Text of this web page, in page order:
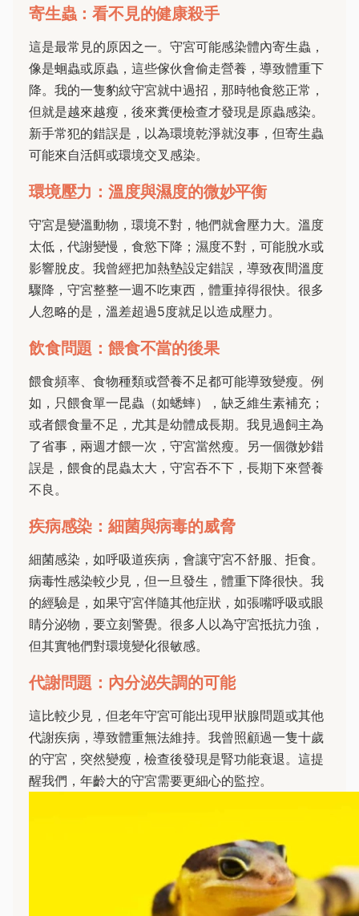
寄生蟲：看不見的健康殺手
這是最常見的原因之一。守宮可能感染體內寄生蟲，
像是蛔蟲或原蟲，這些傢伙會偷走營養，導致體重下
降。我的一隻豹紋守宮就中過招，那時牠食慾正常，
但就是越來越瘦，後來糞便檢查才發現是原蟲感染。
新手常犯的錯誤是，以為環境乾淨就沒事，但寄生蟲
可能來自活餌或環境交叉感染。
環境壓力：溫度與濕度的微妙平衡
守宮是變溫動物，環境不對，牠們就會壓力大。溫度
太低，代謝變慢，食慾下降；濕度不對，可能脫水或
影響脫皮。我曾經把加熱墊設定錯誤，導致夜間溫度
驟降，守宮整整一週不吃東西，體重掉得很快。很多
人忽略的是，溫差超過5度就足以造成壓力。
飲食問題：餵食不當的後果
餵食頻率、食物種類或營養不足都可能導致變瘦。例
如，只餵食單一昆蟲（如蟋蟀），缺乏維生素補充；
或者餵食量不足，尤其是幼體成長期。我見過飼主為
了省事，兩週才餵一次，守宮當然瘦。另一個微妙錯
誤是，餵食的昆蟲太大，守宮吞不下，長期下來營養
不良。
疾病感染：細菌與病毒的威脅
細菌感染，如呼吸道疾病，會讓守宮不舒服、拒食。
病毒性感染較少見，但一旦發生，體重下降很快。我
的經驗是，如果守宮伴隨其他症狀，如張嘴呼吸或眼
睛分泌物，要立刻警覺。很多人以為守宮抵抗力強，
但其實牠們對環境變化很敏感。
代謝問題：內分泌失調的可能
這比較少見，但老年守宮可能出現甲狀腺問題或其他
代謝疾病，導致體重無法維持。我曾照顧過一隻十歲
的守宮，突然變瘦，檢查後發現是腎功能衰退。這提
醒我們，年齡大的守宮需要更細心的監控。